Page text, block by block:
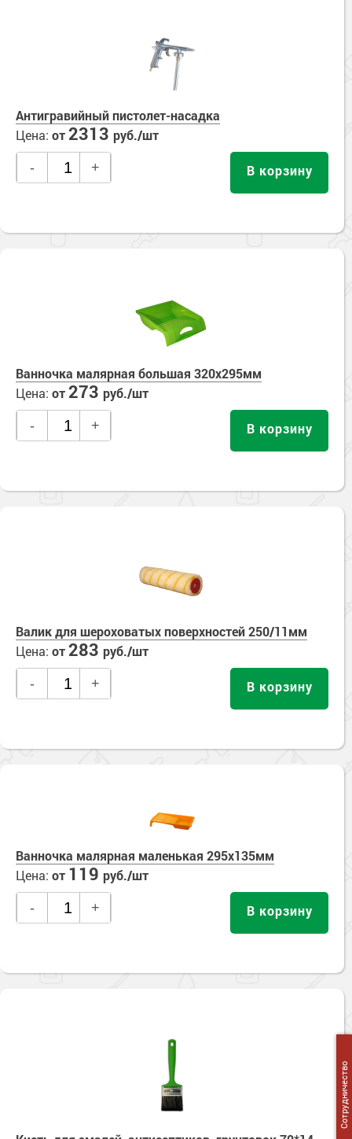
Антигравийный пистолет-насадка
Цена: от2313 руб./шт
- + В корзину
Ванночка малярная большая 320х295мм
Цена: от273 руб./шт
- + В корзину
Валик для шероховатых поверхностей 250/11мм
Цена: от283 руб./шт
- + В корзину
Ванночка малярная маленькая 295х135мм
Цена: от 119 руб./шт
- + В корзину
Сотрудничество